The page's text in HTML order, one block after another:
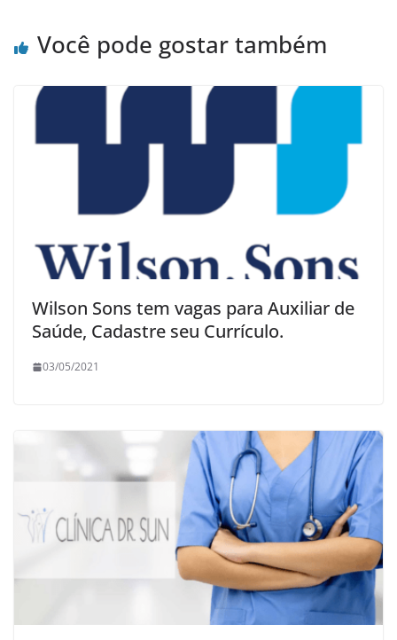
Você pode gostar também
Wilson Sons tem vagas para Auxiliar de
Saúde, Cadastre seu Currículo.
03/05/2021